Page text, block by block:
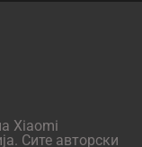
Xiaomi
Сите авторски